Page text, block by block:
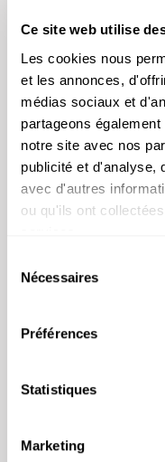
Ce site web utilise
Les cookies nous
et les annonces,
médias sociaux et
partageons
notre site avec nos
publicité et d'analyse,
avec d'autres
ou qu'ils ont
Nécessaires
Préférences
Statistiques
Marketing
Tiago